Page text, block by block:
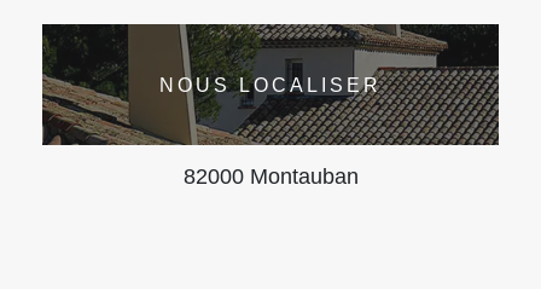
NOUS LOCALISER
82000 Montauban